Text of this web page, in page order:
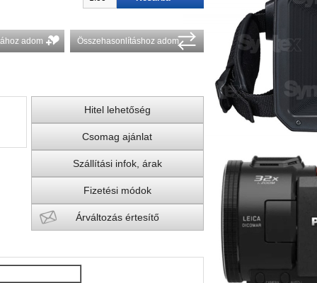
adom Összehasonlításhoz adom
Hitel lehetőség
Csomag ajánlat
Szállítási infok, árak
Fizetési módok
Árváltozás értesítő